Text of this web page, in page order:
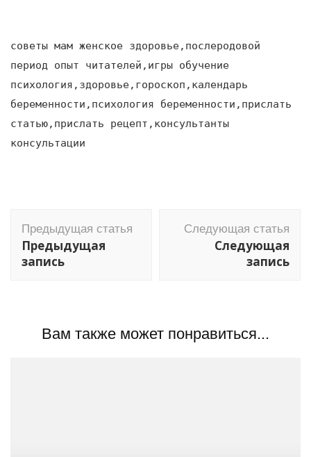
советы мам женское здоровье,послеродовой
период опыт читателей,игры обучение
психология,здоровье,гороскоп,календарь
беременности,психология беременности,прислать
статью,прислать рецепт,консультанты
консультации
по
записям
Предыдущая статья
Предыдущая
запись
Следующая статья
Следующая
запись
Вам также может понравиться...